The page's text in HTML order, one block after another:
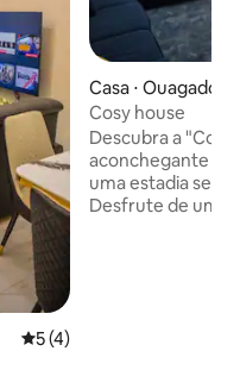
5 de uma avaliação média
5 (4)
Casa ⋅
Cosy house
Descubra a "Cosy
aconchegante e
uma estadia sem
Desfrute de uma